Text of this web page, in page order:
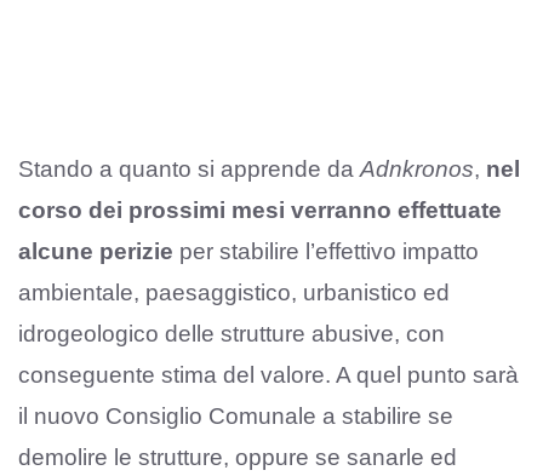
Stando a quanto si apprende da Adnkronos, nel
corso dei prossimi mesi verranno effettuate
alcune perizie per stabilire l’effettivo impatto
ambientale, paesaggistico, urbanistico ed
idrogeologico delle strutture abusive, con
conseguente stima del valore. A quel punto sarà
il nuovo Consiglio Comunale a stabilire se
demolire le strutture, oppure se sanarle ed